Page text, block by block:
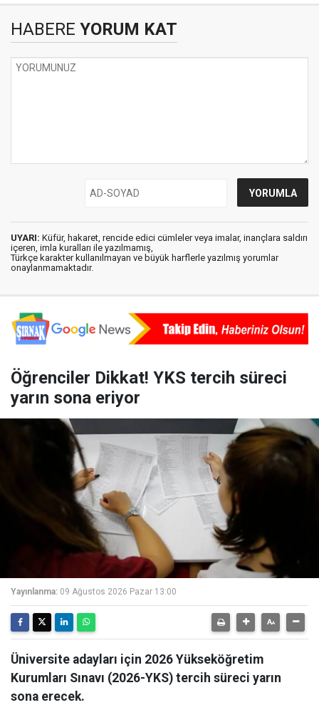
HABERE YORUM KAT
UYARI: Küfür, hakaret, rencide edici cümleler veya imalar, inançlara saldırı
içeren, imla kuralları ile yazılmamış,
Türkçe karakter kullanılmayan ve büyük harflerle yazılmış yorumlar
onaylanmamaktadır.
Öğrenciler Dikkat! YKS tercih süreci
yarın sona eriyor
Yayınlanma: 09 Ağustos 2026 Pazar 13:00
Üniversite adayları için 2026 Yükseköğretim
Kurumları Sınavı (2026-YKS) tercih süreci yarın
sona erecek.